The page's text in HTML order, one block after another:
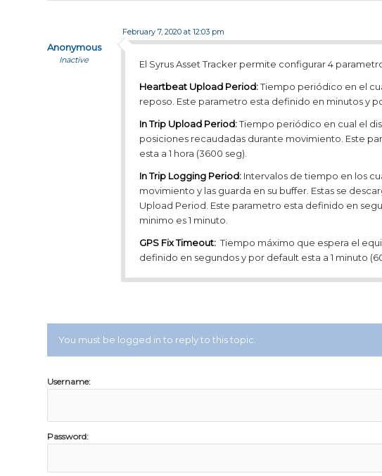
February 7, 2020 at 12:03 pm
Anonymous
Inactive El Syrus Asset Tracker permite configurar 4
Heartbeat Upload Period:Tiempo periódico en el
reposo. Este parametro esta definido en minutos y
In Trip Upload Period:Tiempo periódico en cual el
posiciones recaudadas durante movimiento. Este
esta a 1 hora (3600 seg).
In Trip Logging Period: Intervalos de tiempo en los
movimiento y las guarda en su buffer. Estas se
Upload Period. Este parametro esta definido en
minimo es 1 minuto.
GPS Fix Timeout: Tiempo máximo que espera el
definido en segundos y por default esta a 1 minuto
You must be logged in to reply to this topic.
Username:
Password: